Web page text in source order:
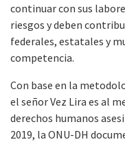
continuar con sus
riesgos y deben
federales, estatales y
competencia.
Con base en la
el señor Vez Lira es al
derechos humanos
2019, la ONU-DH